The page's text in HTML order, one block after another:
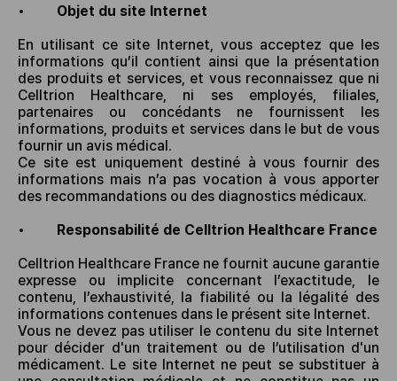
• Objet du site Internet
En utilisant ce site Internet, vous acceptez que les
informations qu’il contient ainsi que la présentation
des produits et services, et vous reconnaissez que ni
Celltrion Healthcare, ni ses employés, filiales,
partenaires ou concédants ne fournissent les
informations, produits et services dans le but de vous
fournir un avis médical.
Ce site est uniquement destiné à vous fournir des
informations mais n’a pas vocation à vous apporter
des recommandations ou des diagnostics médicaux.
• Responsabilité de Celltrion Healthcare France
Celltrion Healthcare France ne fournit aucune garantie
expresse ou implicite concernant l’exactitude, le
contenu, l’exhaustivité, la fiabilité ou la légalité des
informations contenues dans le présent site Internet.
Vous ne devez pas utiliser le contenu du site Internet
pour décider d'un traitement ou de l’utilisation d'un
médicament. Le site Internet ne peut se substituer à